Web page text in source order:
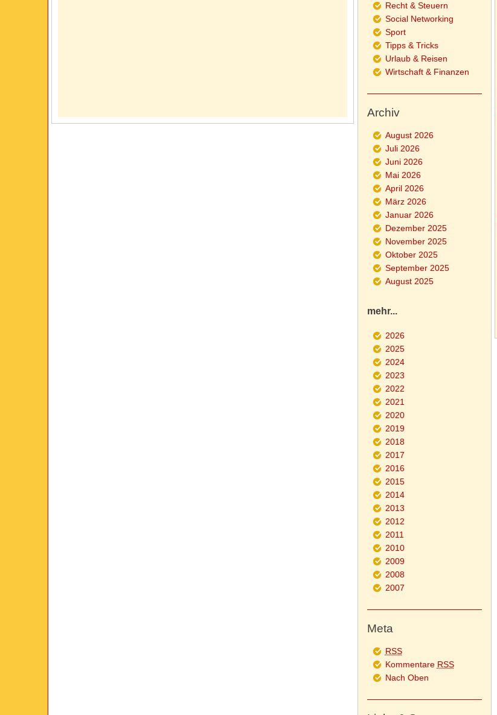
Recht & Steuern
Social Networking
Sport
Tipps & Tricks
Urlaub & Reisen
Wirtschaft & Finanzen
Archiv
August 2026
Juli 2026
Juni 2026
Mai 2026
April 2026
März 2026
Januar 2026
Dezember 2025
November 2025
Oktober 2025
September 2025
August 2025
mehr...
2026
2025
2024
2023
2022
2021
2020
2019
2018
2017
2016
2015
2014
2013
2012
2011
2010
2009
2008
2007
Meta
RSS
Kommentare RSS
Nach Oben